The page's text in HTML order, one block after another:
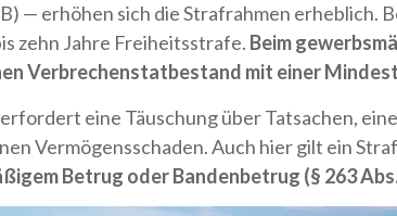
— erhöhen sich die Strafrahmen
zehn Jahre Freiheitsstrafe. Beim
Verbrechenstatbestand mit einer
erfordert eine Täuschung über Tatsachen,
Vermögensschaden. Auch hier gilt ein
Betrug oder Bandenbetrug (§ 263